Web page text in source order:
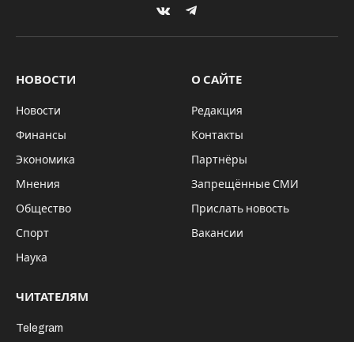
Стала известна причина, по которой в
начале декабря прошлого года
авиакомпании “ЮВТ Аэро”, летевшим из